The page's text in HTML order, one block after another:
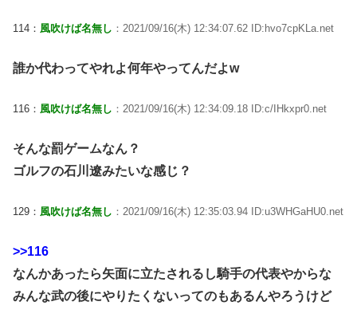
114： 風吹けば名無し ：2021/09/16(木) 12:34:07.62 ID:hvo7cpKLa.net
誰か代わってやれよ何年やってんだよw
116： 風吹けば名無し ：2021/09/16(木) 12:34:09.18 ID:c/IHkxpr0.net
そんな罰ゲームなん？
ゴルフの石川遼みたいな感じ？
129： 風吹けば名無し ：2021/09/16(木) 12:35:03.94 ID:u3WHGaHU0.net
>>116
なんかあったら矢面に立たされるし騎手の代表やからな
みんな武の後にやりたくないってのもあるんやろうけど